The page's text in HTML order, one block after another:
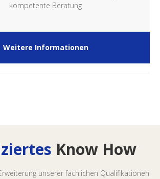
kompetente Beratung
Weitere Informationen
Know How
unserer fachlichen Qualifikationen